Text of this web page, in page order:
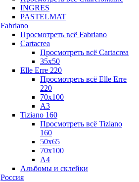
INGRES
PASTELMAT
Fabriano
Просмотреть всё Fabriano
Cartacrea
Просмотреть всё Cartacrea
35х50
Elle Erre 220
Просмотреть всё Elle Erre
220
70х100
А3
Tiziano 160
Просмотреть всё Tiziano
160
50х65
70х100
А4
Альбомы и склейки
Россия